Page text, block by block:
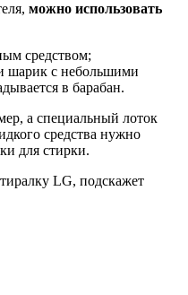
можно использовать
средством;
шарик с небольшими
в барабан.
а специальный лоток
средства нужно
для стирки.
LG, подскажет